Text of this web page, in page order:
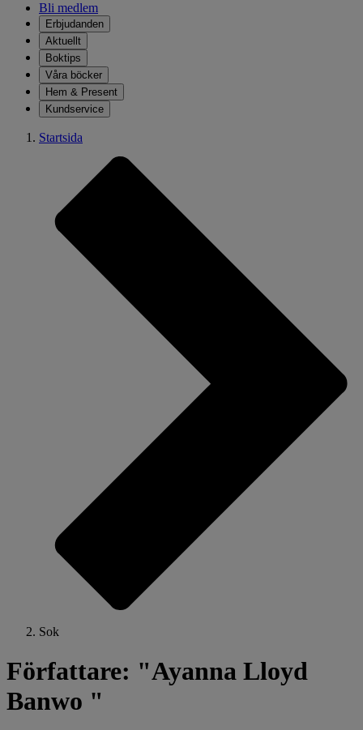
Bli medlem
Erbjudanden
Aktuellt
Boktips
Våra böcker
Hem & Present
Kundservice
Startsida
Sok
Författare: "Ayanna Lloyd
Banwo "